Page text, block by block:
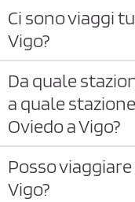
Ci sono viaggi
Vigo?
Da quale
a quale
Oviedo a Vigo?
Posso
Vigo?